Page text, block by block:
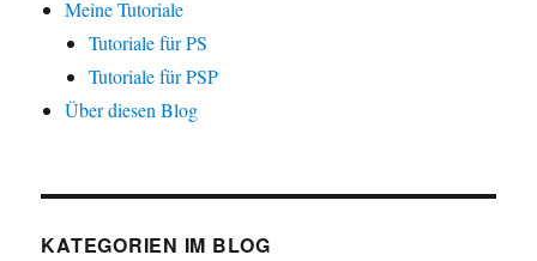
Meine Tutoriale
Tutoriale für PS
Tutoriale für PSP
Über diesen Blog
KATEGORIEN IM BLOG